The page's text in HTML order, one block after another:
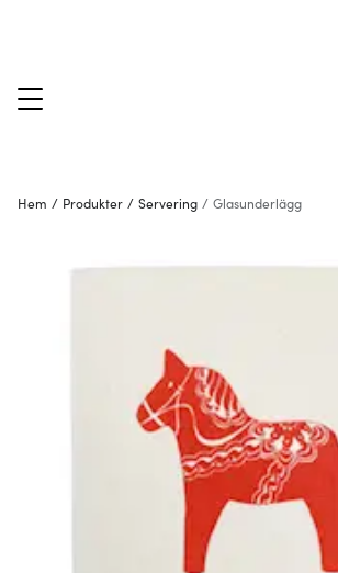
Hem / Produkter / Servering / Glasunderlägg